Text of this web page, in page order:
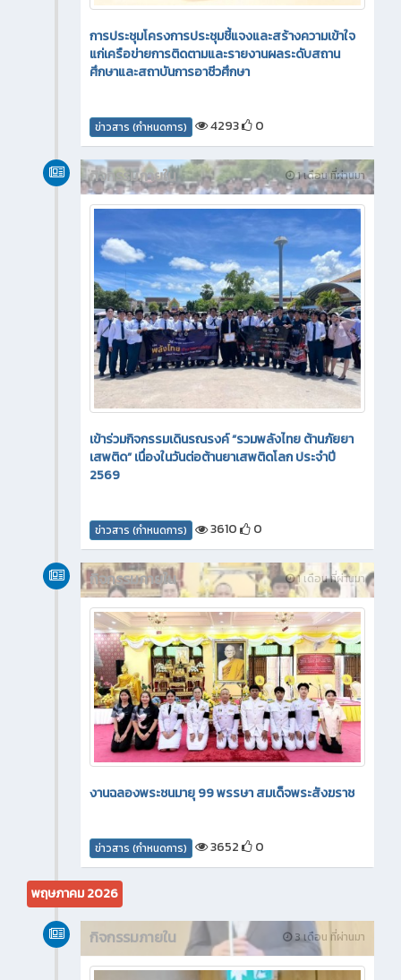
การประชุมโครงการประชุมชี้แจงและสร้างความเข้าใจ
แก่เครือข่ายการติดตามและรายงานผลระดับสถาน
ศึกษาและสถาบันการอาชีวศึกษา
ข่าวสาร (กำหนดการ) 4293 0
1 เดือน ที่ผ่านมา
กิจกรรมภายใน
เข้าร่วมกิจกรรมเดินรณรงค์ “รวมพลังไทย ต้านภัยยา
เสพติด” เนื่องในวันต่อต้านยาเสพติดโลก ประจำปี
2569
ข่าวสาร (กำหนดการ) 3610 0
1 เดือน ที่ผ่านมา
กิจกรรมภายใน
งานฉลองพระชนมายุ 99 พรรษา สมเด็จพระสังฆราช
ข่าวสาร (กำหนดการ) 3652 0
พฤษภาคม 2026
3 เดือน ที่ผ่านมา
กิจกรรมภายใน